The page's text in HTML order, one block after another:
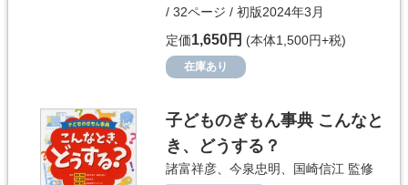
/ 32ページ / 初版2024年3月
定価1,650円 (本体1,500円+税)
在庫あり
子どものぎもん事典 こんなと
き、どうする？
諸富祥彦 今泉忠明 国崎信江 監修